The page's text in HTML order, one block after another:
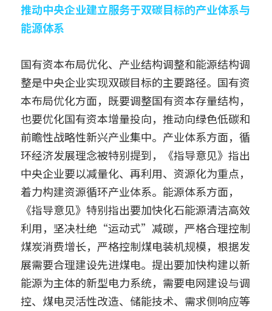
推动中央企业建立服务于双碳目标的产业体系与
能源体系
国有资本布局优化、产业结构调整和能源结构调
整是中央企业实现双碳目标的主要路径。国有资
本布局优化方面，既要调整国有资本存量结构，
也要优化国有资本增量投向，推动向绿色低碳和
前瞻性战略性新兴产业集中。产业体系方面，循
环经济发展理念被特别提到，《指导意见》指出
中央企业要以减量化、再利用、资源化为重点，
着力构建资源循环产业体系。能源体系方面，
《指导意见》特别指出要加快化石能源清洁高效
利用，坚决杜绝“运动式”减碳，严格合理控制
煤炭消费增长，严格控制煤电装机规模，根据发
展需要合理建设先进煤电。提出要加快构建以新
能源为主体的新型电力系统，需要电网建设与调
控、煤电灵活性改造、储能技术、需求侧响应等